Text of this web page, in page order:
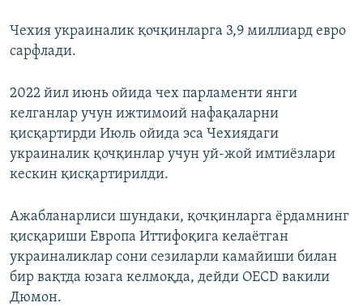
Чехия украиналик қочқинларга 3,9 миллиард евро
сарфлади.
2022 йил июнь ойида чех парламенти янги
келганлар учун ижтимоий нафақаларни
қисқартирди Июль ойида эса Чехиядаги
украиналик қочқинлар учун уй-жой имтиёзлари
кескин қисқартирилди.
Ажабланарлиси шундаки, қочқинларга ёрдамнинг
қисқариши Европа Иттифоқига келаётган
украиналиклар сони сезиларли камайиши билан
бир вақтда юзага келмоқда, дейди ОECD вакили
Дюмон.